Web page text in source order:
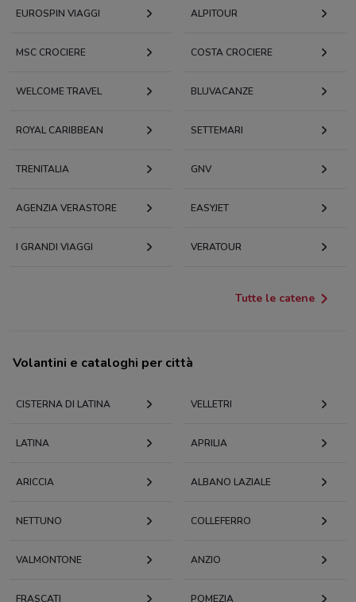
EUROSPIN VIAGGI ALPITOUR
MSC CROCIERE COSTA CROCIERE
WELCOME TRAVEL BLUVACANZE
ROYAL CARIBBEAN SETTEMARI
TRENITALIA GNV
AGENZIA VERASTORE EASYJET
I GRANDI VIAGGI VERATOUR
Tutte le catene
Volantini e cataloghi per città
CISTERNA DI LATINA VELLETRI
LATINA APRILIA
ARICCIA ALBANO LAZIALE
NETTUNO COLLEFERRO
VALMONTONE ANZIO
FRASCATI POMEZIA